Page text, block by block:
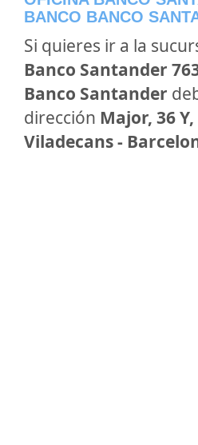
BANCO BANCO
Si quieres ir a la
Banco Santander
Banco Santander
dirección Major, 36
Viladecans -